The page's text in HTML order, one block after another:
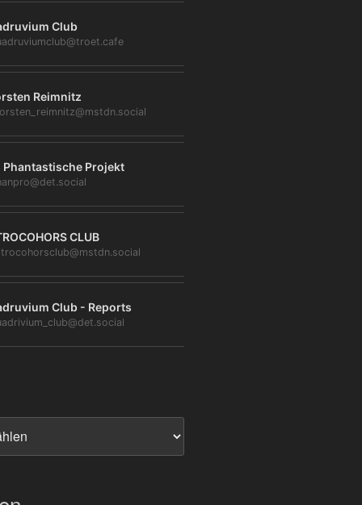
Club
Reimnitz
Phantastische Projekt
CLUB
Club - Reports